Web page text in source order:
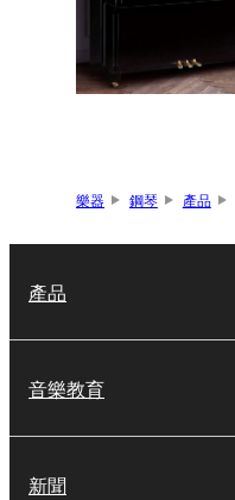
樂器 鋼琴 產品
產品
音樂教育
新聞